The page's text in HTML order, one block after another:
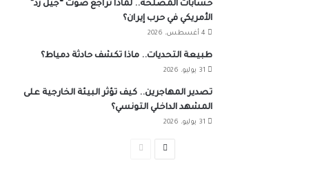
حسابات المصلحة.. لماذا تراجع صوت “جيل زد”
الأمريكي في حرب إيران؟
4 أغسطس، 2026
طبيعة التحديات.. ماذا تكشف حادثة دمياط؟
31 يوليو، 2026
تصدير المهاجرين.. كيف تؤثر البيئة الخارجية على
المشهد الداخلي التونسي؟
31 يوليو، 2026
الصفحة